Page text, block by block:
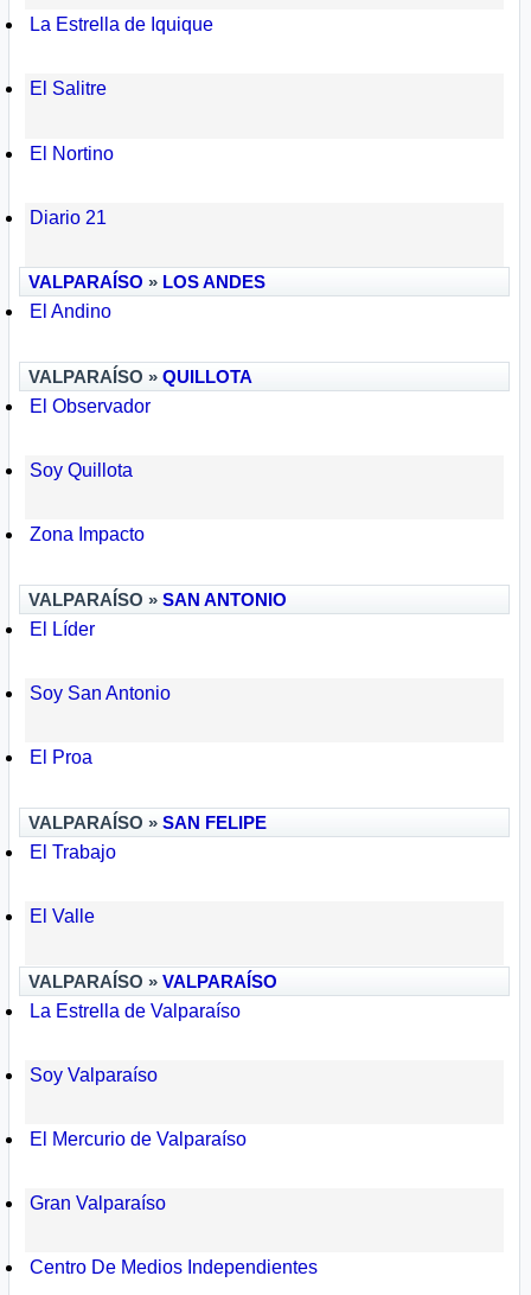
La Estrella de Iquique
El Salitre
El Nortino
Diario 21
VALPARAÍSO » LOS ANDES
El Andino
VALPARAÍSO »QUILLOTA
El Observador
Soy Quillota
Zona Impacto
VALPARAÍSO »SAN ANTONIO
El Líder
Soy San Antonio
El Proa
VALPARAÍSO »SAN FELIPE
El Trabajo
El Valle
VALPARAÍSO »VALPARAÍSO
La Estrella de Valparaíso
Soy Valparaíso
El Mercurio de Valparaíso
Gran Valparaíso
Centro De Medios Independientes